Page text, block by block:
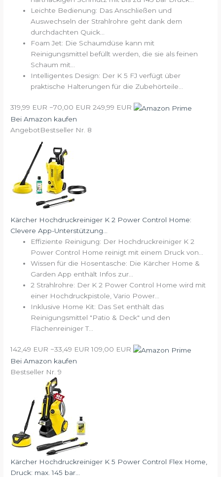
Leichte Bedienung: Das Anschließen und
Auswechseln der Strahlrohre geht dank dem
durchdachten Quick...
Foam Jet: Die Schaumdüse kann mit
Reinigungsmittel befüllt werden, die sie als feinen
Schaum mit...
Intelligentes Design: Der K 5 FJ verfügt über
praktische Halterungen für die Zubehörteile...
319,99 EUR −70,00 EUR 249,99 EUR
Bei Amazon kaufen
AngebotBestseller Nr. 8
Kärcher Hochdruckreiniger K 2 Power Control Home:
Clevere App-Unterstützung...
Effiziente Reinigung: Der Hochdruckreiniger K 2
Power Control Home reinigt mit einem Druck von...
Wissen für die Hosentasche: Die Kärcher Home &
Garden App enthält Infos zur...
2 Strahlrohre: Der K 2 Power Control Home wird mit
einer Hochdruckpistole, Vario Power...
Inklusive Home Kit: Das Set enthält das
Reinigungsmittel "Patio & Deck" und den
Flächenreiniger T...
142,49 EUR −33,49 EUR 109,00 EUR
Bei Amazon kaufen
Bestseller Nr. 9
Kärcher Hochdruckreiniger K 5 Power Control Flex Home,
Druck: max. 145 bar...